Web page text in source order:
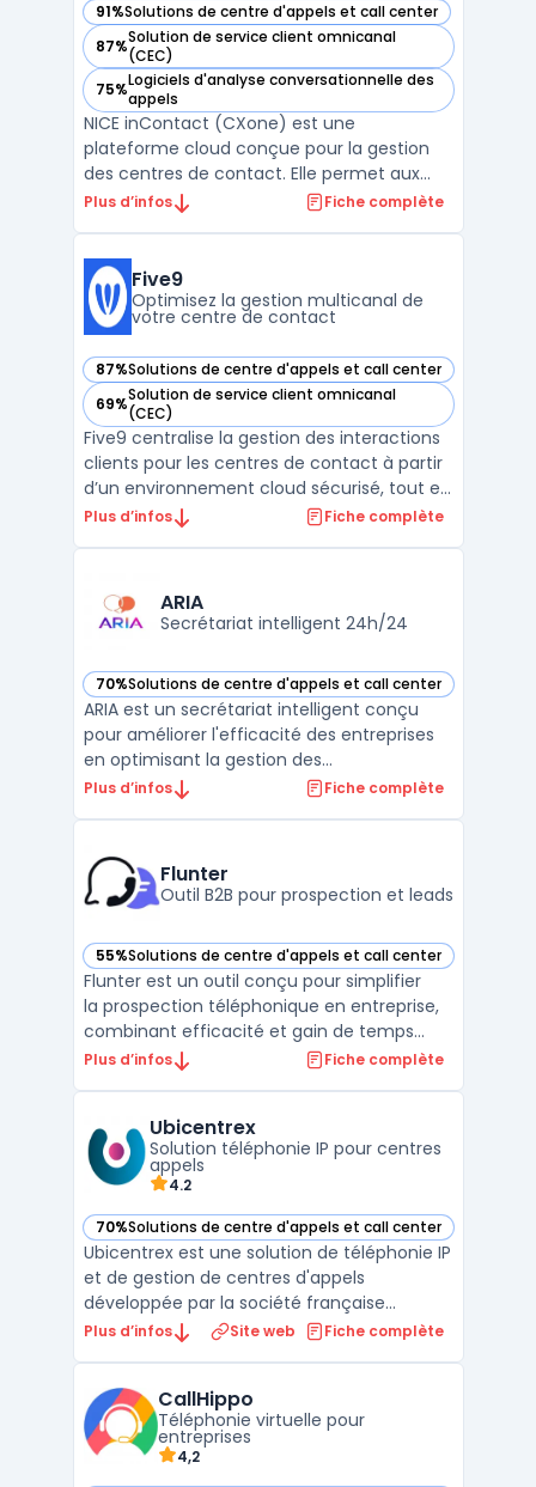
91%Solutions de centre d'appels et call center
— voir NICE inContact (CXone) dans cette catégorie
87%Solution de service client omnicanal
(CEC)
— voir NICE inContact (CXone) dans cette catégorie
75%Logiciels d'analyse conversationnelle des
appels
— voir NICE inContact (CXone) dans cette catégorie
NICE inContact (CXone) est une
plateforme cloud conçue pour la gestion
des centres de contact. Elle permet aux
organisations de centraliser les interactions
métier. Les équipes gèrent des volumes
d’appels imp ...
Plus d’infos Fiche complète
Five9
Optimisez la gestion multicanal de
votre centre de contact
87%Solutions de centre d'appels et call center
— voir Five9 dans cette catégorie
69%Solution de service client omnicanal
(CEC)
— voir Five9 dans cette catégorie
Five9 centralise la gestion des interactions
clients pour les centres de contact à partir
d’un environnement cloud sécurisé, tout en
intégrant des outils pour l’engagement
des tâches et le suivi des agents en temps
réel, ...
Plus d’infos Fiche complète
ARIA
Secrétariat intelligent 24h/24
70%Solutions de centre d'appels et call center
— voir ARIA dans cette catégorie
ARIA est un secrétariat intelligent conçu
pour améliorer l'efficacité des entreprises
en optimisant la gestion des
communications. Doté d'une technologie
entrants. Sa capacité à filtrer les appels, à
prendre des rendez ...
Plus d’infos Fiche complète
Flunter
Outil B2B pour prospection et leads
55%Solutions de centre d'appels et call center
— voir Flunter dans cette catégorie
Flunter est un outil conçu pour simplifier
la prospection téléphonique en entreprise,
combinant efficacité et gain de temps
pour les commerciaux et recruteurs. Grâce
manière simultanée, optimisant ...
Plus d’infos Fiche complète
Ubicentrex
Solution téléphonie IP pour centres
appels
4.2
70%Solutions de centre d'appels et call center
— voir Ubicentrex dans cette catégorie
Ubicentrex est une solution de téléphonie IP
et de gestion de centres d'appels
développée par la société française
Ubicentrex. Cette plateforme VoIP combine
unifiée pour optimiser les activités de
télémarketing e ...
Plus d’infos Site web Fiche complète
CallHippo
Téléphonie virtuelle pour
entreprises
4,2